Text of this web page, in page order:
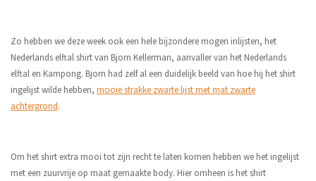
Zo hebben we deze week ook een hele bijzondere mogen inlijsten, het
Nederlands elftal shirt van Bjorn Kellerman, aanvaller van het Nederlands
elftal en Kampong. Bjorn had zelf al een duidelijk beeld van hoe hij het shirt
ingelijst wilde hebben, mooie strakke zwarte lijst met mat zwarte
achtergrond.
Om het shirt extra mooi tot zijn recht te laten komen hebben we het ingelijst
met een zuurvrije op maat gemaakte body. Hier omheen is het shirt